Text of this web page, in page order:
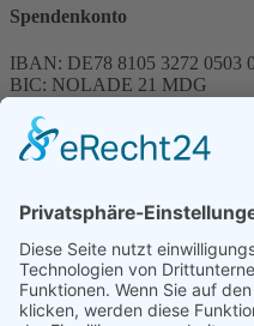
Spendenkonto
IBAN: DE78 8105 3272 0503
BIC: NOLADE 21 MDG
Spenden können steuerlich
Förderung
© 1987 – 2025